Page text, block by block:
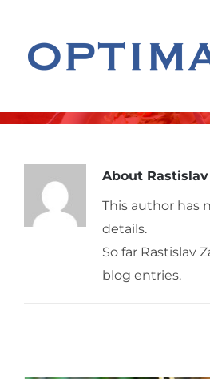
content
About
This author has
details.
So far Rastislav
blog entries.